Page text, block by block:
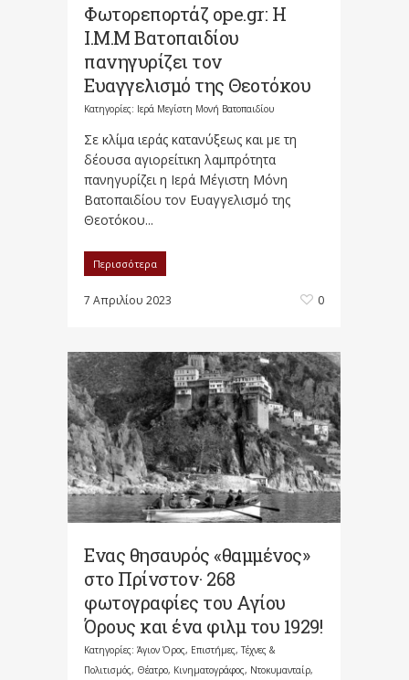
Φωτορεπορτάζ ope.gr: Η
Ι.Μ.Μ Βατοπαιδίου
πανηγυρίζει τον
Ευαγγελισμό της Θεοτόκου
Κατηγορίες: Ιερά Μεγίστη Μονή Βατοπαιδίου
Σε κλίμα ιεράς κατανύξεως και με τη
δέουσα αγιορείτικη λαμπρότητα
πανηγυρίζει η Ιερά Μέγιστη Μόνη
Βατοπαιδίου τον Ευαγγελισμό της
Θεοτόκου...
Περισσότερα
7 Απριλίου 2023 0
Ενας θησαυρός «θαμμένος»
στο Πρίνστον· 268
φωτογραφίες του Αγίου
Όρους και ένα φιλμ του 1929!
Κατηγορίες: Άγιον Όρος, Επιστήμες, Τέχνες &
Πολιτισμός, Θέατρο, Κινηματογράφος, Ντοκυμανταίρ,